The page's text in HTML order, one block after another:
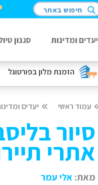
הזמנת מלוןבפורטוגל
חיפוש באתר
יעדים ומדינות סגנון
עמוד ראשי יעדים
סיור
אתרי
מאת: אלי עמר